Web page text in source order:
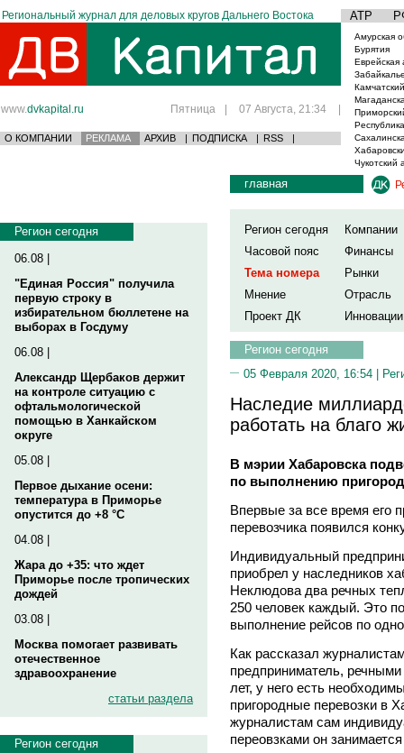
Региональный журнал для деловых кругов Дальнего Востока АТР
www.dvkapital.ru Пятница | 07 Августа, 21:34 |
О КОМПАНИИ РЕКЛАМА АРХИВ | ПОДПИСКА | RSS |
Амурская
Бурятия
Еврейская
Чукотский
Регион сегодня
06.08 |
"Единая Россия" получила
первую строку в
избирательном бюллетене на
выборах в Госдуму
06.08 |
Александр Щербаков держит
на контроле ситуацию с
офтальмологической
помощью в Ханкайском
округе
05.08 |
Первое дыхание осени:
температура в Приморье
опустится до +8 °C
04.08 |
Жара до +35: что ждет
Приморье после тропических
дождей
03.08 |
Москва помогает развивать
отечественное
здравоохранение
статьи раздела
Регион сегодня
главная
Регион сегодня
Компании
Часовой пояс
Финансы
Тема номера
Рынки
Мнение
Отрасль
Проект ДК
Инновации
Регион сегодня
05 Февраля 2020, 16:54 |
Наследие
работать на благо
В мэрии Хабаровска
по выполнению
Впервые за все время его
перевозчика появился
Индивидуальный
приобрел у наследников
Неклюдова два речных
250 человек каждый. Это
выполнение рейсов по
Как рассказал
предприниматель,
лет, у него есть
пригородные перевозки в
журналистам сам
переовзками он